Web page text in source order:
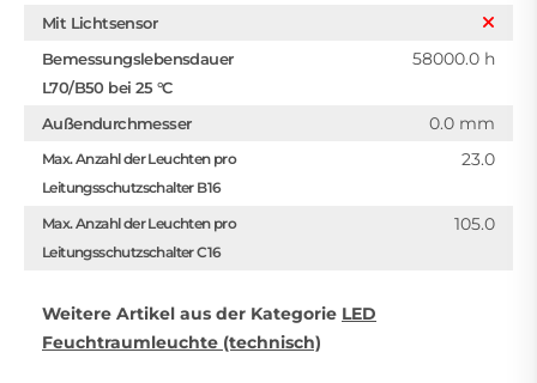
Mit Lichtsensor
Bemessungslebensdauer
L70/B50 bei 25 °C
58000.0 h
Außendurchmesser 0.0 mm
Max. Anzahl der Leuchten pro
Leitungsschutzschalter B16
23.0
Max. Anzahl der Leuchten pro
Leitungsschutzschalter C16
105.0
Weitere Artikel aus der Kategorie LED
Feuchtraumleuchte (technisch)